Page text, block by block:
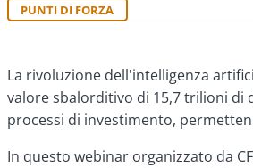
PUNTI DI FORZA
La rivoluzione dell'intelligenza
valore sbalorditivo di 15,7 trilioni di
processi di investimento,
In questo webinar organizzato da